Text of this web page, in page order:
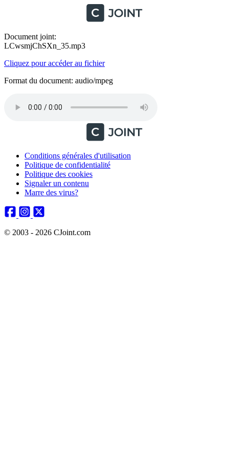
Document joint:
LCwsmjChSXn_35.mp3
Cliquez pour accéder au fichier
Format du document: audio/mpeg
Conditions générales d'utilisation
Politique de confidentialité
Politique des cookies
Signaler un contenu
Marre des virus?
© 2003 - 2026 CJoint.com